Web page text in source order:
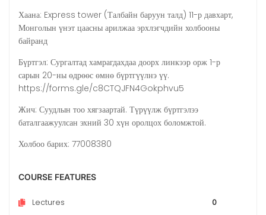
Хаана: Express tower (Талбайн баруун талд) 11-р давхарт,
Монголын үнэт цаасны арилжаа эрхлэгчдийн холбооны
байранд
Бүртгэл: Сургалтад хамрагдахдаа доорх линкээр орж 1-р
сарын 20-ны өдрөөс өмнө бүртгүүлнэ үү.
https://forms.gle/c8CTQJFN4Gokphvu5
Жич: Суудлын тоо хягзаартай. Түрүүлж бүртгэлээ
баталгаажуулсан эхний 30 хүн оролцох боломжтой.
Холбоо барих: 77008380
COURSE FEATURES
Lectures 0